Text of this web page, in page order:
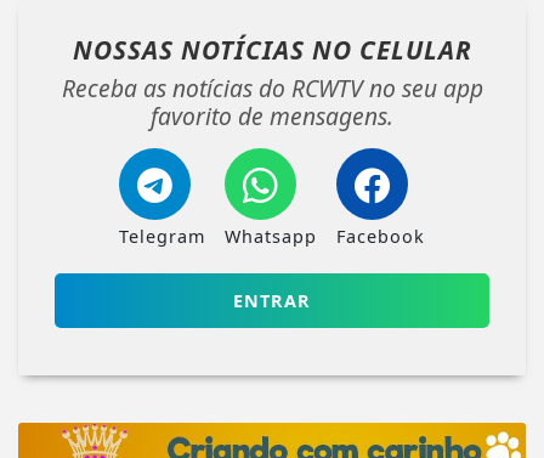
NOSSAS NOTÍCIAS NO CELULAR
Receba as notícias do RCWTV no seu app
favorito de mensagens.
Telegram Whatsapp Facebook
ENTRAR